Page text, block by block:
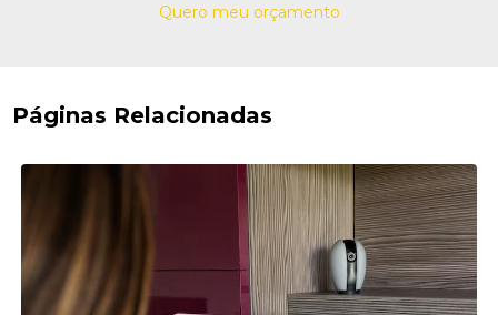
Quero meu orçamento
Páginas Relacionadas